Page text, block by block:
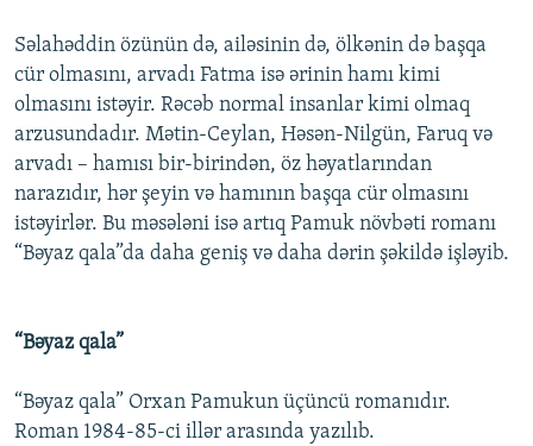
Səlahəddin özünün də, ailəsinin də, ölkənin də başqa
cür olmasını, arvadı Fatma isə ərinin hamı kimi
olmasını istəyir. Rəcəb normal insanlar kimi olmaq
arzusundadır. Mətin-Ceylan, Həsən-Nilgün, Faruq və
arvadı – hamısı bir-birindən, öz həyatlarından
narazıdır, hər şeyin və hamının başqa cür olmasını
istəyirlər. Bu məsələni isə artıq Pamuk növbəti romanı
“Bəyaz qala”da daha geniş və daha dərin şəkildə işləyib.
“Bəyaz qala”
“Bəyaz qala” Orxan Pamukun üçüncü romanıdır.
Roman 1984-85-ci illər arasında yazılıb.